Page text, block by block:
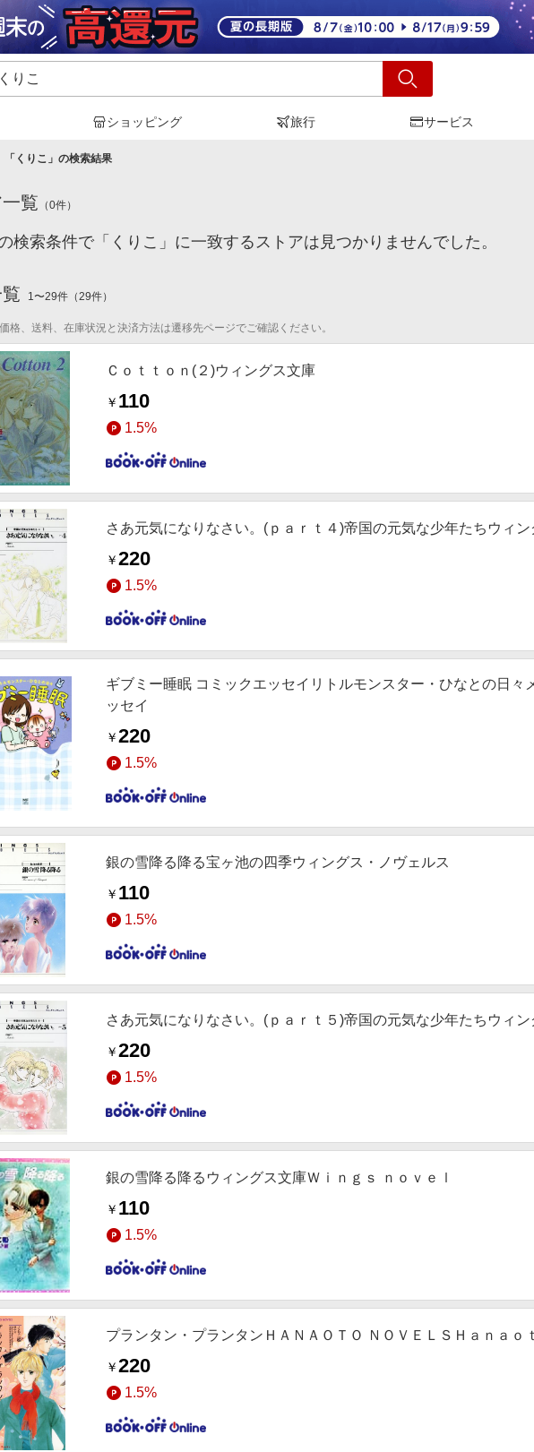
ショッピング 旅行 サービス
「 くりこ 」の検索結果
覧 （0件）
検索条件で「くりこ」に一致するストアは見つかりませんでした。
1〜29件 （29件）
格、送料、在庫状況と決済方法は遷移先ページでご確認ください。
Ｃｏｔｔｏｎ(２)ウィングス文庫
￥ 110
1.5%
さあ元気になりなさい。(ｐａｒｔ４)帝国の元気な少年たちウィ
￥220
1.5%
ギブミー睡眠 コミックエッセイリトルモンスター・ひなとの日々
ッセイ
￥220
1.5%
銀の雪降る降る宝ヶ池の四季ウィングス・ノヴェルス
￥ 110
1.5%
さあ元気になりなさい。(ｐａｒｔ５)帝国の元気な少年たちウィ
￥220
1.5%
銀の雪降る降るウィングス文庫Ｗｉｎｇｓ ｎｏｖｅｌ
￥ 110
1.5%
プランタン・プランタンＨＡＮＡＯＴＯ ＮＯＶＥＬＳＨａｎａｏ
￥220
1.5%